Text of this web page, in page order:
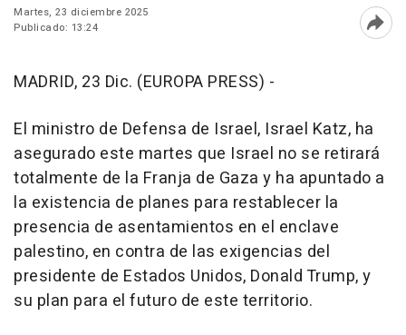
Martes, 23 diciembre 2025
Publicado: 13:24
MADRID, 23 Dic. (EUROPA PRESS) -
El ministro de Defensa de Israel, Israel Katz, ha
asegurado este martes que Israel no se retirará
totalmente de la Franja de Gaza y ha apuntado a
la existencia de planes para restablecer la
presencia de asentamientos en el enclave
palestino, en contra de las exigencias del
presidente de Estados Unidos, Donald Trump, y
su plan para el futuro de este territorio.